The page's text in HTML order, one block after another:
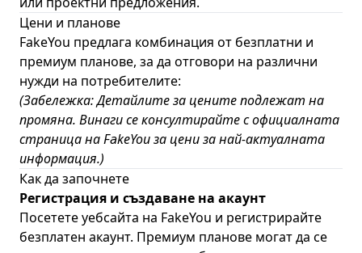
Цени и планове
FakeYou предлага комбинация от безплатни и
премиум планове, за да отговори на различни
нужди на потребителите:
(Забележка: Детайлите за цените подлежат на
промяна. Винаги се консултирайте софициалната
страница на FakeYou за цениза най-актуалната
информация.)
Как да започнете
Регистрация и създаване на акаунт
Посететеуебсайта на FakeYou и регистрирайте
безплатен акаунт. Премиум планове могат да се